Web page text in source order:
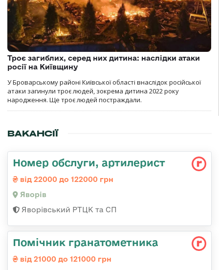
Троє загиблих, серед них дитина: наслідки атаки
росії на Київщину
У Броварському районі Київської області внаслідок російської
атаки загинули троє людей, зокрема дитина 2022 року
народження. Ще троє людей постраждали.
ВАКАНСІЇ
Номер обслуги, артилерист
від 22000 до 122000 грн
Яворів
Яворівський РТЦК та СП
Помічник гранатометника
від 21000 до 121000 грн